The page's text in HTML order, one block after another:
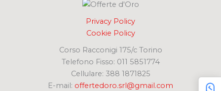
Privacy Policy
Cookie Policy
Corso Racconigi 175/c Torino
Telefono Fisso: 011 5851774
Cellulare: 388 1871825
E-mail: offertedoro.srl@gmail.com